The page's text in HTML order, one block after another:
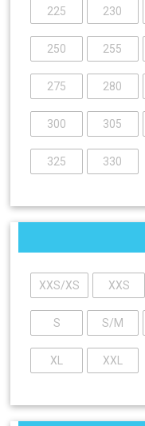
225 230
250 255
275 280
300 305
325 330
XXS/XS XXS
S S/M
XL XXL